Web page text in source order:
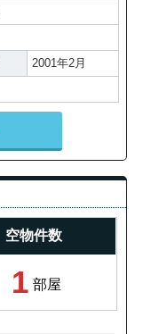
2001年2月
空物件数
1 部屋